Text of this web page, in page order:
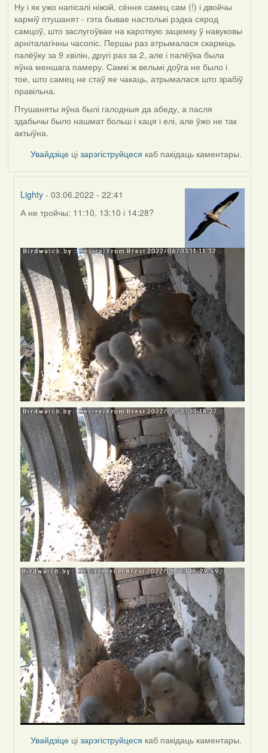
Ну і як ужо напісалі ніжэй, сёння самец сам (!) і двойчы
карміў птушанят - гэта бывае настолькі рэдка сярод
самцоў, што заслугоўвае на кароткую зацемку ў навуковы
арніталагічны часопіс. Першы раз атрымалася скарміць
палёўку за 9 хвілін, другі раз за 2, але і палёўка была
яўна меншага памеру. Самкі ж вельмі доўга не было і
тое, што самец не стаў яе чакаць, атрымалася што зрабіў
правільна.
Птушаняты яўна былі галодныя да абеду, а пасля
здабычы было нашмат больш і хаця і елі, але ўжо не так
актыўна.
Увайдзіце цізарэгіструйцеся каб пакідаць каментары.
Lighty - 03.06.2022 - 22:41
In
by
Harrier
А не тройчы: 11:10, 13:10 і 14:28?
Увайдзіце цізарэгіструйцеся каб пакідаць каментары.